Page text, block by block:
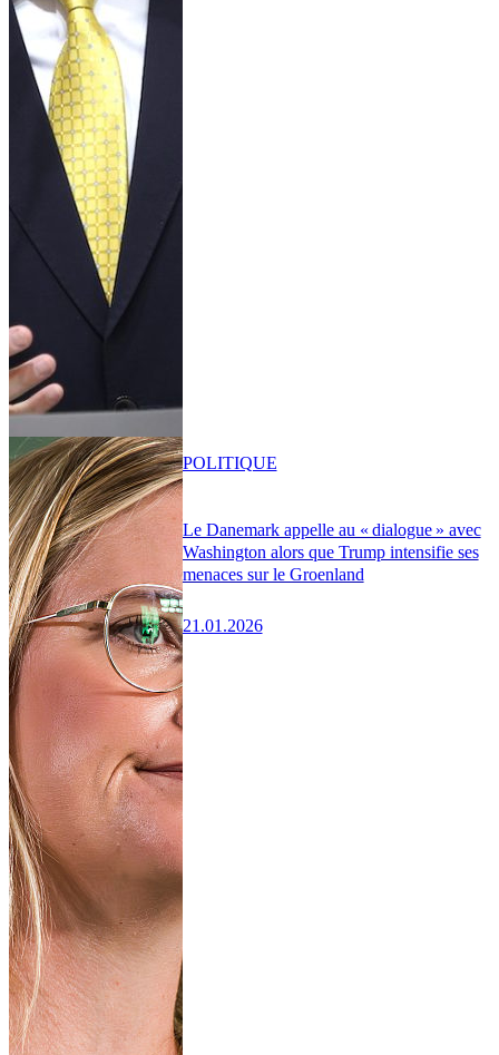
Le Danemark appelle au « dialogue » avec
Washington alors que Trump intensifie ses
menaces sur le Groenland
21.01.2026
POLITIQUE